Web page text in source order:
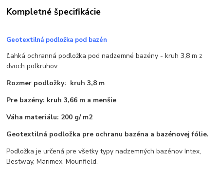
Kompletné špecifikácie
Geotextilná podložka pod bazén
Ľahká ochranná podložka pod nadzemné bazény - kruh 3,8 m z
dvoch polkruhov
Rozmer podložky: kruh 3,8 m
Pre bazény: kruh 3,66 m a menšie
Váha materiálu: 200 g/ m2
Geotextilná podložka pre ochranu bazéna a bazénovej fólie.
Podložka je určená pre všetky typy nadzemných bazénov Intex,
Bestway, Marimex, Mounfield.